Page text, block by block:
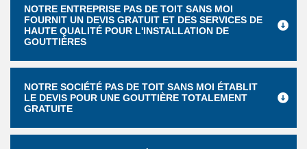
NOTRE ENTREPRISE PAS DE TOIT SANS MOI
FOURNIT UN DEVIS GRATUIT ET DES SERVICES DE
HAUTE QUALITÉ POUR L'INSTALLATION DE
GOUTTIÈRES
NOTRE SOCIÉTÉ PAS DE TOIT SANS MOI ÉTABLIT
LE DEVIS POUR UNE GOUTTIÈRE TOTALEMENT
GRATUITE